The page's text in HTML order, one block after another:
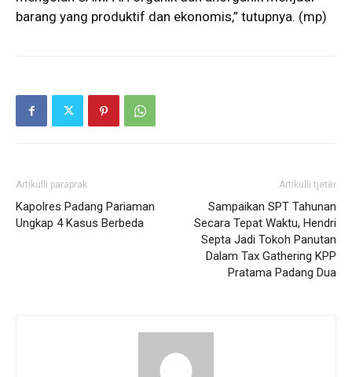
barang yang produktif dan ekonomis,” tutupnya. (mp)
Artikulli paraprak
Kapolres Padang Pariaman
Ungkap 4 Kasus Berbeda
Artikulli tjetër
Sampaikan SPT Tahunan
Secara Tepat Waktu, Hendri
Septa Jadi Tokoh Panutan
Dalam Tax Gathering KPP
Pratama Padang Dua